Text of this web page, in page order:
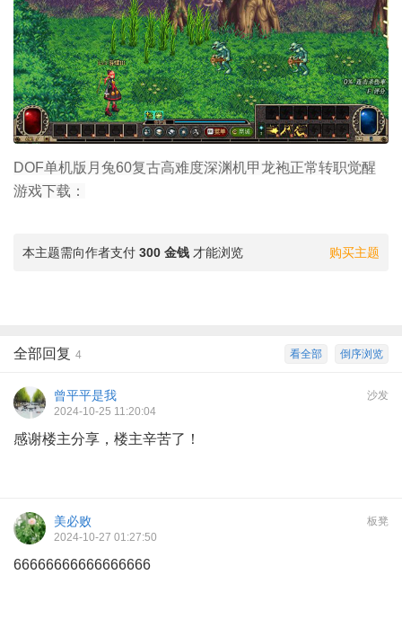
DOF单机版月兔60复古高难度深渊机甲龙袍正常转职觉醒
游戏下载：
购买主题
本主题需向作者支付 300 金钱 才能浏览
倒序浏览
看全部
全部回复 4
沙发
曾平平是我
2024-10-25 11:20:04
感谢楼主分享，楼主辛苦了！
板凳
美必败
2024-10-27 01:27:50
66666666666666666